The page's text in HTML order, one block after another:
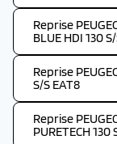
Reprise
BLUE HDI 130
Reprise
S/S EAT8
Reprise
PURETECH 130